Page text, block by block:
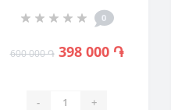
0
600 000 ֏ 398 000 ֏
- +